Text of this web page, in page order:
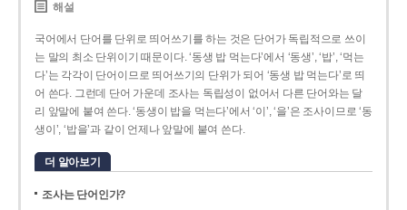
해설
국어에서 단어를 단위로 띄어쓰기를 하는 것은 단어가 독립적으로 쓰이
는 말의 최소 단위이기 때문이다. ‘동생 밥 먹는다’에서 ‘동생’, ‘밥’, ‘먹는
다’는 각각이 단어이므로 띄어쓰기의 단위가 되어 ‘동생 밥 먹는다’로 띄
어 쓴다. 그런데 단어 가운데 조사는 독립성이 없어서 다른 단어와는 달
리 앞말에 붙여 쓴다. ‘동생이 밥을 먹는다’에서 ‘이’, ‘을’은 조사이므로 ‘동
생이’, ‘밥을’과 같이 언제나 앞말에 붙여 쓴다.
더 알아보기
조사는 단어인가?